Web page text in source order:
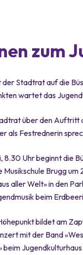
zum
Stadtrat auf die
wartet das
über den Auftritt
als Festrednerin
8.30 Uhr beginnt die
Brugg
aller Welt» in den
beim
bildet am
mit der Band
beim